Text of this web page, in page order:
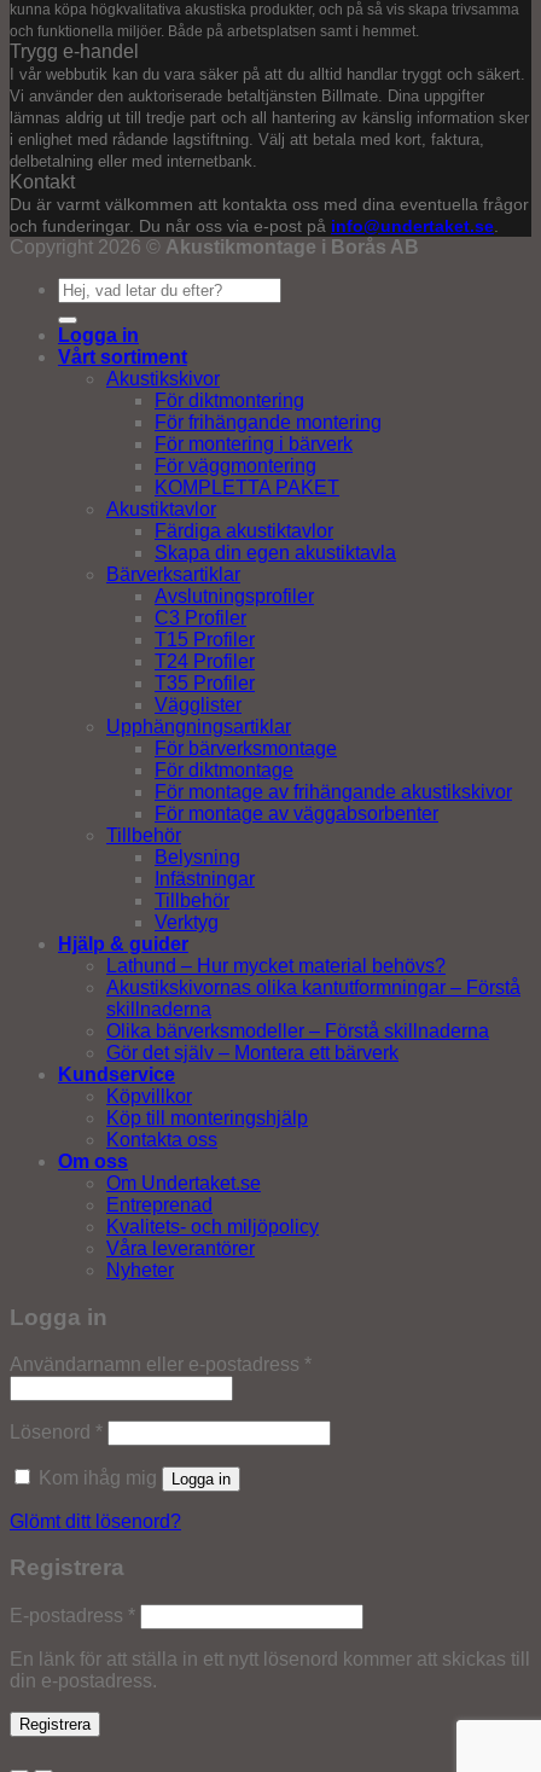
kunna köpa högkvalitativa akustiska produkter, och på så vis skapa trivsamma
och funktionella miljöer. Både på arbetsplatsen samt i hemmet.
Trygg e-handel
I vår webbutik kan du vara säker på att du alltid handlar tryggt och säkert.
Vi använder den auktoriserade betaltjänsten Billmate. Dina uppgifter
lämnas aldrig ut till tredje part och all hantering av känslig information sker
i enlighet med rådande lagstiftning. Välj att betala med kort, faktura,
delbetalning eller med internetbank.
Kontakt
Du är varmt välkommen att kontakta oss med dina eventuella frågor
och funderingar. Du når oss via e-post på info@undertaket.se.
Copyright 2026 © Akustikmontage i Borås AB
Sök
efter:
Logga in
Vårt sortiment
Akustikskivor
För diktmontering
För frihängande montering
För montering i bärverk
För väggmontering
KOMPLETTA PAKET
Akustiktavlor
Färdiga akustiktavlor
Skapa din egen akustiktavla
Bärverksartiklar
Avslutningsprofiler
C3 Profiler
T15 Profiler
T24 Profiler
T35 Profiler
Vägglister
Upphängningsartiklar
För bärverksmontage
För diktmontage
För montage av frihängande akustikskivor
För montage av väggabsorbenter
Tillbehör
Belysning
Infästningar
Tillbehör
Verktyg
Hjälp & guider
Lathund – Hur mycket material behövs?
Akustikskivornas olika kantutformningar – Förstå
skillnaderna
Olika bärverksmodeller – Förstå skillnaderna
Gör det själv – Montera ett bärverk
Kundservice
Köpvillkor
Köp till monteringshjälp
Kontakta oss
Om oss
Om Undertaket.se
Entreprenad
Kvalitets- och miljöpolicy
Våra leverantörer
Nyheter
Logga in
Användarnamn eller e-postadress *Obligatoriskt
Lösenord *Obligatoriskt
Kom ihåg mig Logga in
Glömt ditt lösenord?
Registrera
E-postadress *Obligatoriskt
En länk för att ställa in ett nytt lösenord kommer att skickas till
din e-postadress.
Registrera